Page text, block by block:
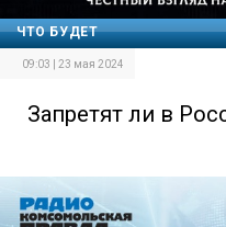
ЧТО БУДЕТ
09:03 | 23 мая 2024
Запретят ли в